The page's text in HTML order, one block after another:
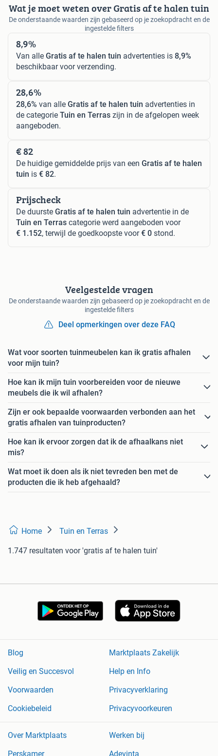
Wat je moet weten over Gratis af te halen tuin
De onderstaande waarden zijn gebaseerd op je zoekopdracht en de
ingestelde filters
8,9%
Van alle Gratis af te halen tuin advertenties is 8,9%
beschikbaar voor verzending.
28,6%
28,6% van alle Gratis af te halen tuin advertenties in
de categorie Tuin en Terras zijn in de afgelopen week
aangeboden.
€ 82
De huidige gemiddelde prijs van een Gratis af te halen
tuin is € 82.
Prijscheck
De duurste Gratis af te halen tuin advertentie in de
Tuin en Terras categorie werd aangeboden voor
€ 1.152, terwijl de goedkoopste voor€ 0 stond.
Veelgestelde vragen
De onderstaande waarden zijn gebaseerd op je zoekopdracht en de
ingestelde filters
Deel opmerkingen over deze FAQ
Wat voor soorten tuinmeubelen kan ik gratis afhalen
voor mijn tuin?
Hoe kan ik mijn tuin voorbereiden voor de nieuwe
meubels die ik wil afhalen?
Zijn er ook bepaalde voorwaarden verbonden aan het
gratis afhalen van tuinproducten?
Hoe kan ik ervoor zorgen dat ik de afhaalkans niet
mis?
Wat moet ik doen als ik niet tevreden ben met de
producten die ik heb afgehaald?
Home Tuin en Terras
1.747 resultaten voor 'gratis af te halen tuin'
Blog
Marktplaats Zakelijk
Veilig en Succesvol
Help en Info
Voorwaarden
Privacyverklaring
Cookiebeleid
Privacyvoorkeuren
Over Marktplaats
Werken bij
Perskamer
Adevinta